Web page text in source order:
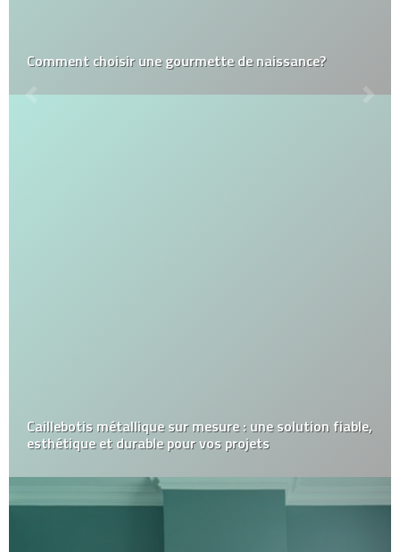
Comment choisir une gourmette de naissance?
Caillebotis métallique sur mesure : une solution fiable,
esthétique et durable pour vos projets